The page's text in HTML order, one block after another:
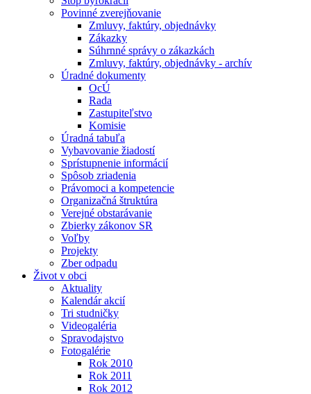
Povinné zverejňovanie
Zmluvy, faktúry, objednávky
Zákazky
Súhrnné správy o zákazkách
Zmluvy, faktúry, objednávky - archív
Úradné dokumenty
OcÚ
Rada
Zastupiteľstvo
Komisie
Úradná tabuľa
Vybavovanie žiadostí
Sprístupnenie informácií
Spôsob zriadenia
Právomoci a kompetencie
Organizačná štruktúra
Verejné obstarávanie
Zbierky zákonov SR
Voľby
Projekty
Zber odpadu
Život v obci
Aktuality
Kalendár akcií
Tri studničky
Videogaléria
Spravodajstvo
Fotogalérie
Rok 2010
Rok 2011
Rok 2012